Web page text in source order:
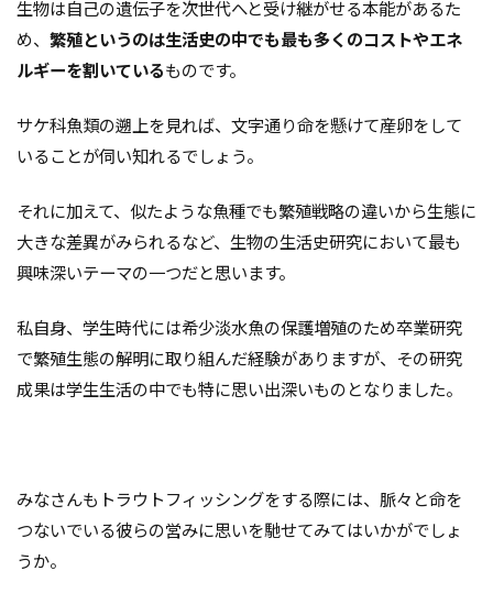
生物は自己の遺伝子を次世代へと受け継がせる本能があるた
め、 繁殖というのは生活史の中でも最も多くのコストやエネ
ルギーを割いているものです。
サケ科魚類の遡上を見れば、文字通り命を懸けて産卵をして
いることが伺い知れるでしょう。
それに加えて、似たような魚種でも繁殖戦略の違いから生態に
大きな差異がみられるなど、生物の生活史研究において最も
興味深いテーマの一つだと思います。
私自身、学生時代には希少淡水魚の保護増殖のため卒業研究
で繁殖生態の解明に取り組んだ経験がありますが、その研究
成果は学生生活の中でも特に思い出深いものとなりました。
みなさんもトラウトフィッシングをする際には、脈々と命を
つないでいる彼らの営みに思いを馳せてみてはいかがでしょ
うか。